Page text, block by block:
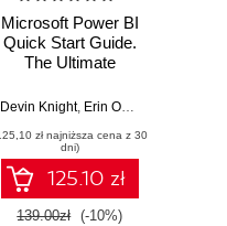
Microsoft Power BI
Quick Start Guide.
The Ultimate
to Power BI, Data
Tools, and
Microsoft Fabric -
Fourth Edition
Devin Knight, Erin Ostrowsky
zł najniższa cena z 30
dni)
125.10 zł
139.00zł (-10%)